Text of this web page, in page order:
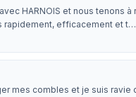
HARNOIS et nous tenons
rapidement, efficacement et t…
mes combles et je suis ravie